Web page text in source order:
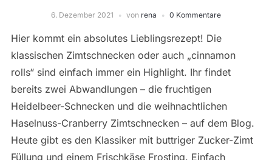
6. Dezember 2021 von rena 0 Kommentare
Hier kommt ein absolutes Lieblingsrezept! Die
klassischen Zimtschnecken oder auch „cinnamon
rolls“ sind einfach immer ein Highlight. Ihr findet
bereits zwei Abwandlungen – die fruchtigen
Heidelbeer-Schnecken und die weihnachtlichen
Haselnuss-Cranberry Zimtschnecken – auf dem Blog.
Heute gibt es den Klassiker mit buttriger Zucker-Zimt
Füllung und einem Frischkäse Frosting. Einfach